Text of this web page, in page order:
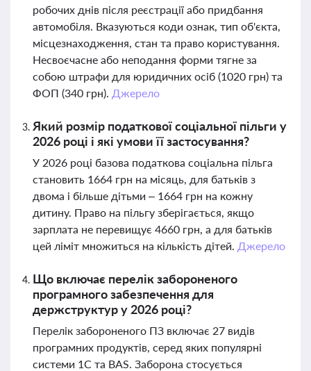
робочих днів після реєстрації або придбання
автомобіля. Вказуються коди ознак, тип об'єкта,
місцезнаходження, стан та право користування.
Несвоєчасне або неподання форми тягне за
собою штрафи для юридичних осіб (1020 грн) та
ФОП (340 грн). Джерело
Який розмір податкової соціальної пільги у
2026 році і які умови її застосування?
У 2026 році базова податкова соціальна пільга
становить 1664 грн на місяць, для батьків з
двома і більше дітьми – 1664 грн на кожну
дитину. Право на пільгу зберігається, якщо
зарплата не перевищує 4660 грн, а для батьків
цей ліміт множиться на кількість дітей. Джерело
Що включає перелік забороненого
програмного забезпечення для
держструктур у 2026 році?
Перелік забороненого ПЗ включає 27 видів
програмних продуктів, серед яких популярні
системи 1С та BAS. Заборона стосується